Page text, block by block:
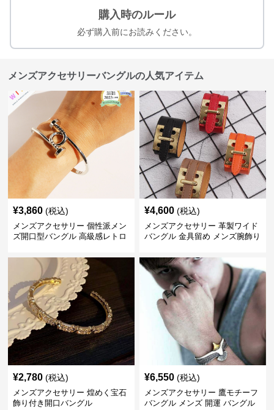
購入時のルール
必ず購入前にお読みください。
メンズアクセサリーバングルの人気アイテム
¥3,860 (税込)
メンズアクセサリー 個性派メン
ズ開口型バングル 高級感レトロ
¥4,600 (税込)
メンズアクセサリー 革製ワイド
バングル 金具留め メンズ腕飾り
¥2,780 (税込)
メンズアクセサリー 煌めく宝石
飾り付き開口バングル
¥6,550 (税込)
メンズアクセサリー 鷹モチーフ
バングル メンズ 開運 バングル